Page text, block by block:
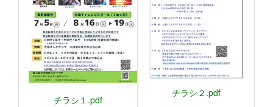
チラシ１.pdf
チラシ２.pdf